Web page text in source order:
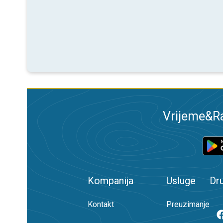
Kompanija
Kontakt
Usluge
Preuzimanje